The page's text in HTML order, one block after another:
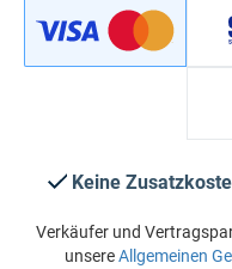
Keine
Verkäufer und
unsereAllgemeinen